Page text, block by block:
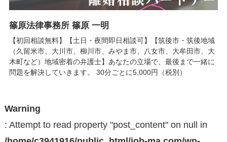
篠原法律事務所 篠原 一明
【初回相談無料】【土日・夜間即日相談可】【筑後市・筑後地域
（久留米市、大川市、柳川市、みやま市、八女市、大牟田市、大
木町など）地域密着の弁護士】あなたの立場で、最後まで一緒に
問題を解決していきます。 30分ごとに5,000円（税別）
Warning
: Attempt to read property "post_content" on null in